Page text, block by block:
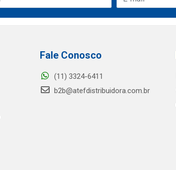
Fale Conosco
(11) 3324-6411
b2b@atefdistribuidora.com.br